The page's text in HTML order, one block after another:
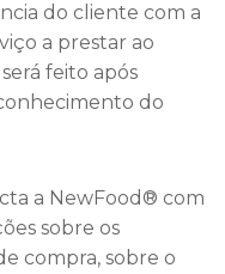
do cliente com a
a prestar ao
feito após
do
a NewFood® com
sobre os
compra, sobre o